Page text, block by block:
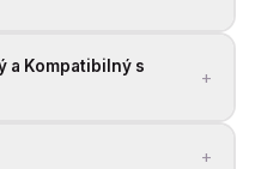
a Kompatibilný s
+
+